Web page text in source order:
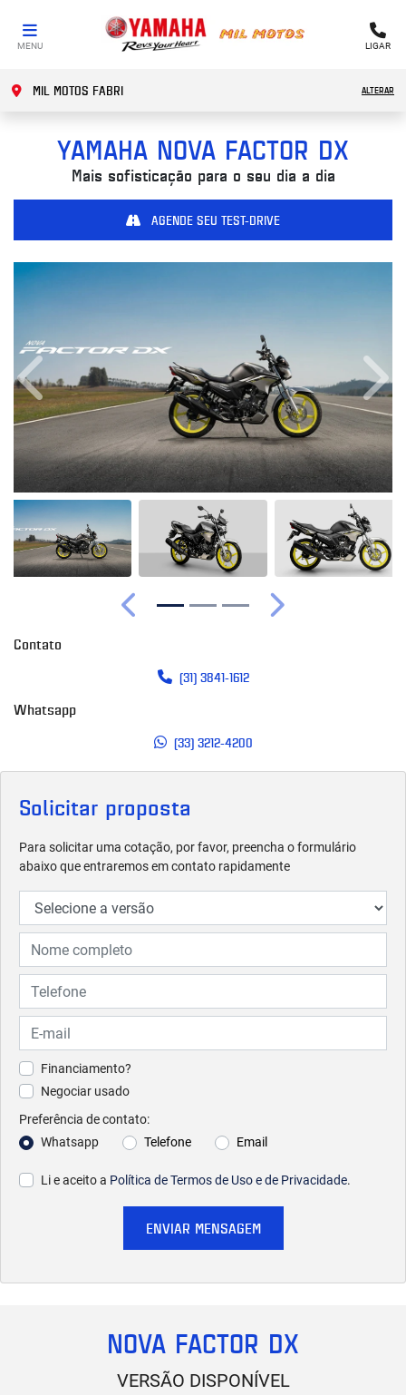
MENU LIGAR
MIL MOTOS FABRI ALTERAR
YAMAHA NOVA FACTOR DX
Mais sofisticação para o seu dia a dia
AGENDE SEU TEST-DRIVE
Solicitar proposta
Para solicitar uma cotação, por favor, preencha o formulário
abaixo que entraremos em contato rapidamente
Financiamento?
Negociar usado
Preferência de contato:
Whatsapp
Telefone Email
Li e aceito a Política de Termos de Uso e de Privacidade.
ENVIAR MENSAGEM
Anterior
Anterior Próximo
Contato
(31) 3841-1612
Whatsapp
(33) 3212-4200
NOVA FACTOR DX
VERSÃO DISPONÍVEL